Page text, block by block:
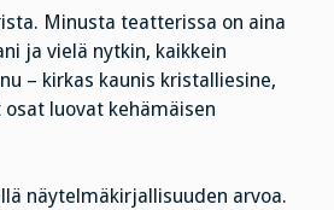
Minusta teatterissa on aina
ja vielä nytkin, kaikkein
– kirkas kaunis kristalliesine,
luovat kehämäisen
näytelmäkirjallisuuden arvoa.